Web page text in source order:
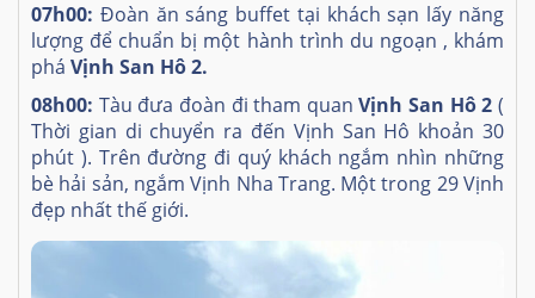
07h00: Đoàn ăn sáng buffet tại khách sạn lấy năng
lượng để chuẩn bị một hành trình du ngoạn , khám
phá Vịnh San Hô 2.
08h00: Tàu đưa đoàn đi tham quanVịnh San Hô 2 (
Thời gian di chuyển ra đến Vịnh San Hô khoản 30
phút ). Trên đường đi quý khách ngắm nhìn những
bè hải sản, ngắm Vịnh Nha Trang. Một trong 29 Vịnh
đẹp nhất thế giới.